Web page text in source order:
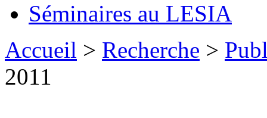
Séminaires au LESIA
Accueil > Recherche >
2011